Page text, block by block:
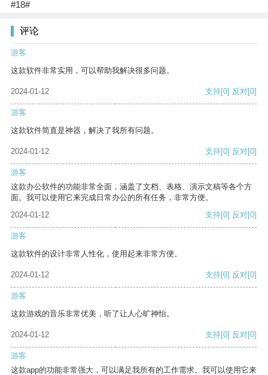
#18#
评论
游客
这款软件非常实用，可以帮助我解决很多问题。
2024-01-12 支持[0] 反对[0]
游客
这款软件简直是神器，解决了我所有问题。
2024-01-12 支持[0] 反对[0]
游客
这款办公软件的功能非常全面，涵盖了文档、表格、演示文稿等各个方
面。我可以使用它来完成日常办公的所有任务，非常方便。
2024-01-12
支持[0] 反对[0]
游客
这款软件的设计非常人性化，使用起来非常方便。
2024-01-12 支持[0] 反对[0]
游客
这款游戏的音乐非常优美，听了让人心旷神怡。
2024-01-12 支持[0] 反对[0]
游客
这款app的功能非常强大，可以满足我所有的工作需求。我可以使用它来